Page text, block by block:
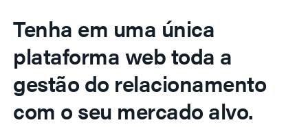
Tenha em uma única
plataforma web toda a
gestão do relacionamento
com o seu mercado alvo.